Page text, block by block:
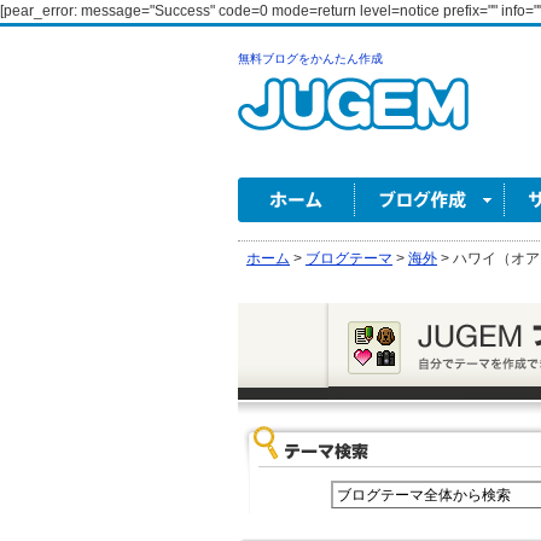
[pear_error: message="Success" code=0 mode=return level=notice prefix=""
無料ブログをかんたん作成
ホーム > ブログテーマ > 海外 > ハワイ（オ